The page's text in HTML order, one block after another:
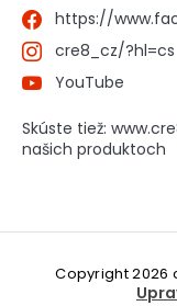
https://
cre8_cz/?hl=cs
YouTube
Skúste tiež:
našich produktoch
Copyright 2026